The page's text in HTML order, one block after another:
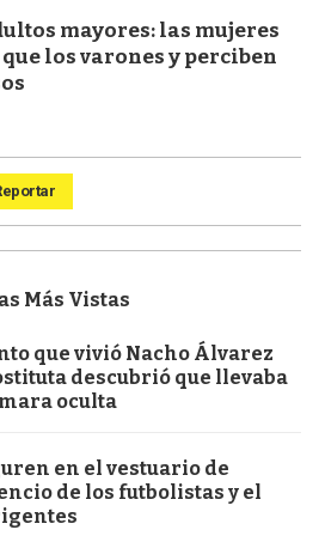
mayores: las mujeres
los varones y perciben
Más Vistas
que vivió Nacho Álvarez
descubrió que llevaba
oculta
en el vestuario de
de los futbolistas y el